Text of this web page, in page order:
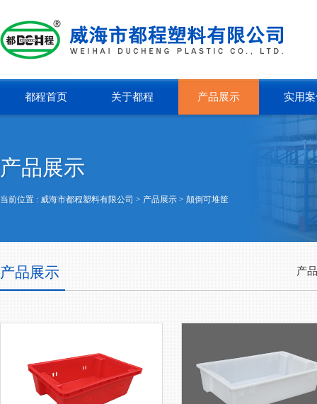
都程首页 关于都程 产品展示 实用
产品展示
当前位置 : 威海市都程塑料有限公司 > 产品展示 > 颠倒可堆筐
产品展示 产